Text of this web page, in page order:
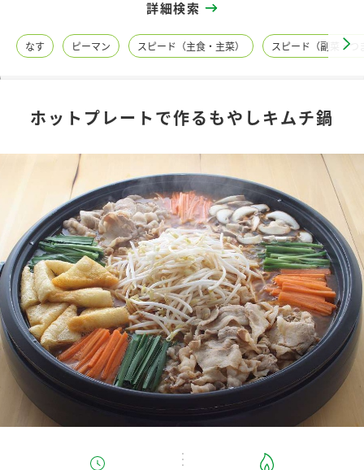
レシピ名特集
商品情報
商品カテゴリ
酢 調味酢
お酢ドリンク ぽん酢
みりん風・料理酒 鍋用調味料
新商品一覧
キャンペーン情報
ブランド・スペシャルサイト
ブランド・スペシャルサイト トップ
商品ブランドサイト
Fibee（ファイビー）
くらしプラ酢
お酢ドリンク
企業情報
国内事業概要
詳細検索
なす ピーマン スピード（主食・主菜） スピード（副菜・つ
ホットプレートで作るもやしキムチ鍋